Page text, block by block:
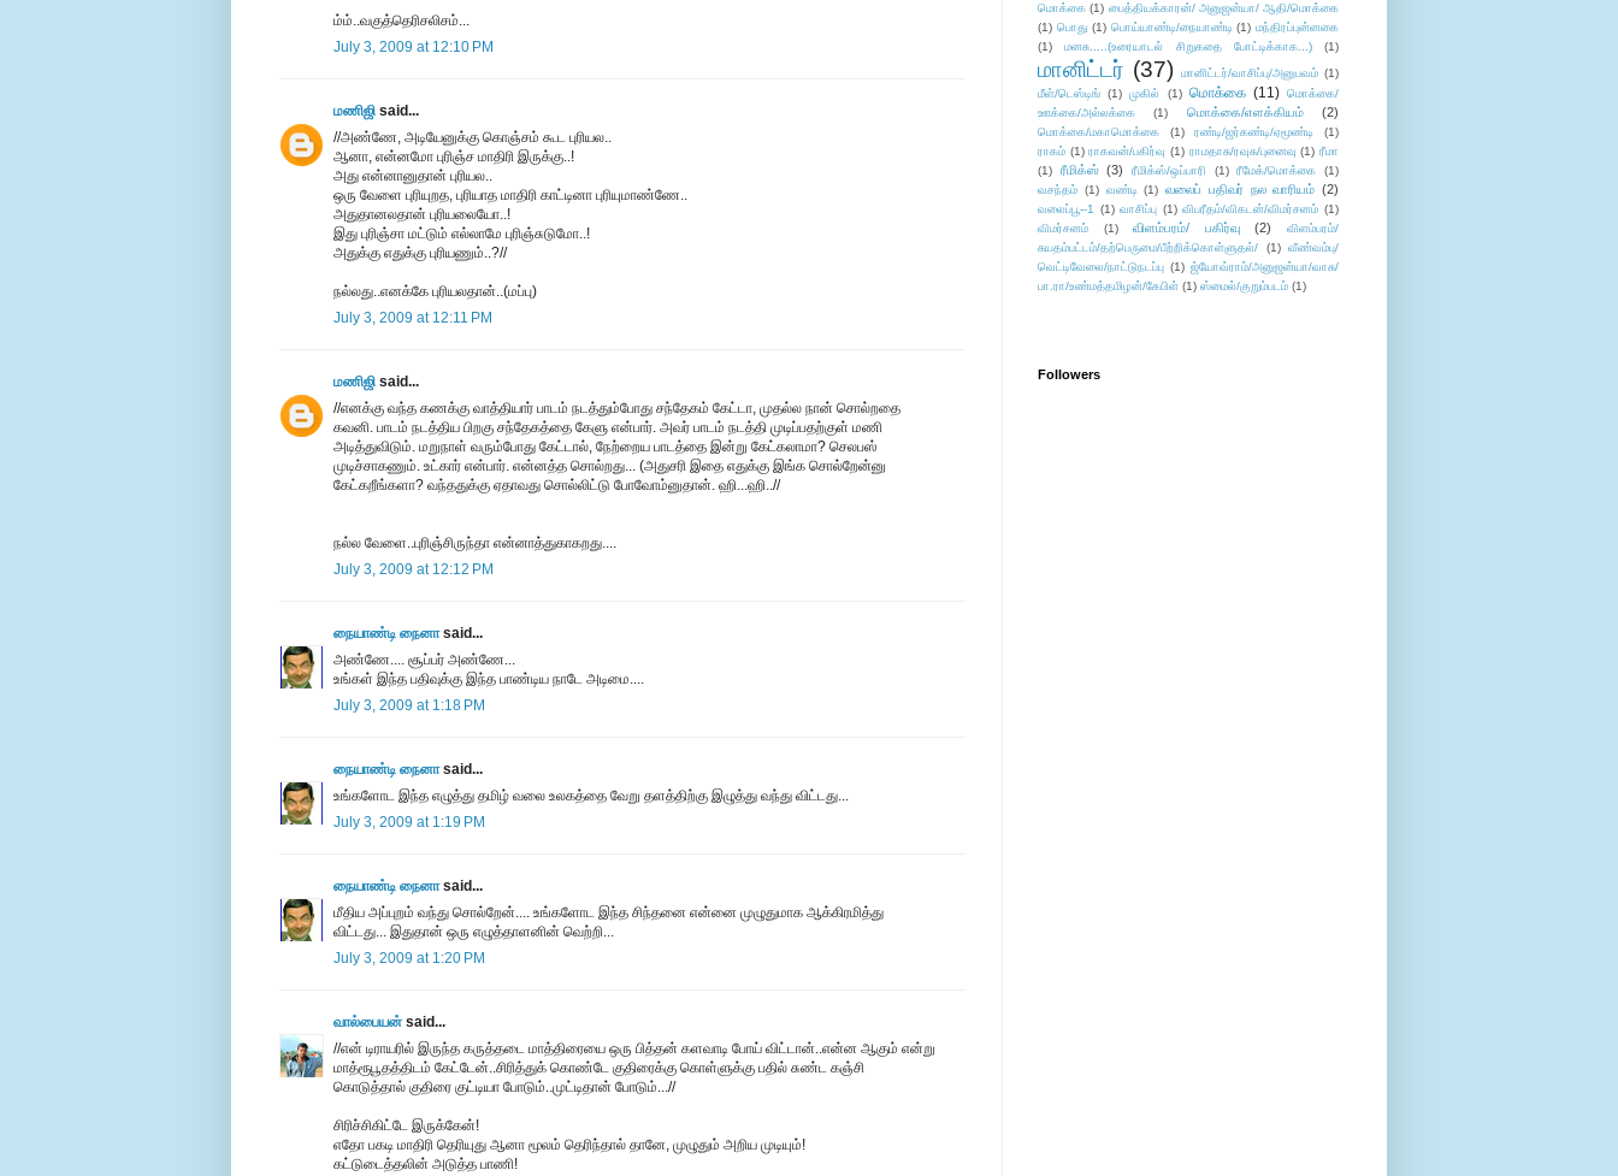
ம்ம்..வகுத்தெரிசலிசம்...
July 3, 2009 at 12:10 PM
மணிஜி said...
//அண்ணே, அடியேனுக்கு கொஞ்சம் கூட‌ புரியல..
ஆனா, என்னமோ புரிஞ்ச மாதிரி இருக்கு..!
அது என்னானுதான் புரியல..
ஒரு வேளை புரியுறத, புரியாத மாதிரி காட்டினா புரியுமாண்ணே..
அதுதானலதான் புரியலையோ..!
இது புரிஞ்சா மட்டும் எல்லாமே புரிஞ்சுடுமோ..!
அதுக்கு எதுக்கு புரியணும்..?//
நல்லது..எனக்கே புரியலதான்..(மப்பு)
July 3, 2009 at 12:11 PM
மணிஜி said...
//எனக்கு வந்த கணக்கு வாத்தியார் பாடம் நடத்தும்போது சந்தேகம் கேட்டா, முதல்ல நான் சொல்றதை
கவனி. பாடம் நடத்திய பிறகு சந்தேகத்தை கேளு என்பார். அவர் பாடம் நடத்தி முடிப்பதற்குள் மணி
அடித்துவிடும். மறுநாள் வரும்போது கேட்டால், நேற்றைய பாடத்தை இன்று கேட்கலாமா? செலபஸ்
முடிச்சாகணும். உட்கார் என்பார். என்னத்த சொல்றது... (அதுசரி இதை எதுக்கு இங்க சொல்றேன்னு
கேட்கறீங்களா? வந்ததுக்கு ஏதாவது சொல்லிட்டு போவோம்னுதான். ஹி...ஹி..//
நல்ல வேளை..புரிஞ்சிருந்தா என்னாத்துகாகறது....
July 3, 2009 at 12:12 PM
நையாண்டி நைனாsaid...
அண்ணே.... சூப்பர் அண்ணே...
உங்கள் இந்த பதிவுக்கு இந்த பாண்டிய நாடே அடிமை....
July 3, 2009 at 1:18 PM
நையாண்டி நைனாsaid...
உங்களோட இந்த எழுத்து தமிழ் வலை உலகத்தை வேறு தளத்திற்கு இழுத்து வந்து விட்டது...
July 3, 2009 at 1:19 PM
நையாண்டி நைனாsaid...
மீதிய அப்புறம் வந்து சொல்றேன்.... உங்களோட இந்த சிந்தனை என்னை முழுதுமாக ஆக்கிரமித்து
விட்டது... இதுதான் ஒரு எழுத்தாளனின் வெற்றி...
July 3, 2009 at 1:20 PM
வால்பையன் said...
//என் டிராயரில் இருந்த கருத்தடை மாத்திரையை ஒரு பித்தன் களவாடி போய் விட்டான்..என்ன ஆகும் என்று
மாத்ரூபூதத்திடம் கேட்டேன்..சிரித்துக் கொண்டே குதிரைக்கு கொள்ளுக்கு பதில் சுண்ட கஞ்சி
கொடுத்தால் குதிரை குட்டியா போடும்..முட்டிதான் போடும்...//
சிரிச்சிகிட்டே இருக்கேன்!
எதோ பகடி மாதிரி தெரியுது ஆனா மூலம் தெரிந்தால் தானே, முழுதும் அறிய முடியும்!
கட்டுடைத்தலின் அடுத்த பாணி!
மொக்கை (1) பைத்தியக்காரன்/ அனுஜன்யா/ ஆதி/மொக்கை
(1) பொது (1) பொய்யாண்டி/நையாண்டி (1) மந்திரப்புன்னகை
(1)
மனசு.....(உரையாடல் சிறுகதை போட்டிக்காக...) (1)
மானிட்டர் (37) மானிட்டர்/வாசிப்பு/அனுபவம் (1)
மீள்/டெஸ்டிங் (1) முகில் (1) மொக்கை (11) மொக்கை/
ஊக்கை/அல்லக்கை
(1) மொக்கை/எளக்கியம் (2)
மொக்கை/மகாமொக்கை (1) ரண்டி/ஜர்கண்டி/ஏமூண்டி
(1)
ராகம் (1) ராகவன்/பகிர்வு (1) ராமதாசு/ரவுசு/புனைவு (1) ரீமா
(1)
ரீமிக்ஸ் (3) ரீமிக்ஸ்/ஒப்பாரி (1) ரீமேக்/மொக்கை
(1)
வசந்தம் (1) வண்டி (1) வலைப் பதிவர் நல வாரியம் (2)
வலைப்பூ--1 (1) வாசிப்பு (1) விபரீதம்/விகடன்/விமர்சனம் (1)
விமர்சனம்
(1) விளம்பரம்/ பகிர்வு (2)
விளம்பரம்/
சுயதம்பட்டம்/தற்பெருமை/பீற்றிக்கொள்ளுதல்/
(1) வீண்வம்பு/
வெட்டிவேலை/நாட்டுநடப்பு (1) ஜ்யோவ்ராம்/அனுஜன்யா/வாசு/
பா.ரா/உண்மத்தமிழன்/கேபிள் (1) ஸ்மைல்/குறும்படம் (1)
Followers